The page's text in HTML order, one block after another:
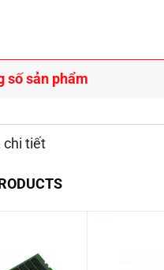
số sản phẩm
chi tiết